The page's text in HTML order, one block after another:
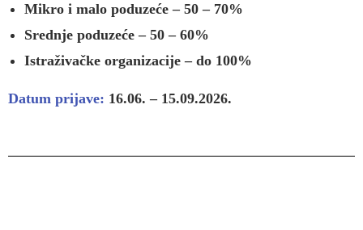
Mikro i malo poduzeće – 50 – 70%
Srednje poduzeće – 50 – 60%
Istraživačke organizacije – do 100%
Datum prijave: 16.06. – 15.09.2026.